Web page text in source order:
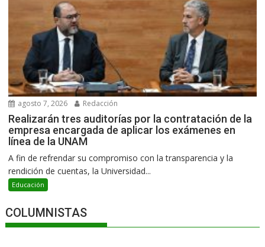
agosto 7, 2026 Redacción
Realizarán tres auditorías por la contratación de la
empresa encargada de aplicar los exámenes en
línea de la UNAM
A fin de refrendar su compromiso con la transparencia y la
rendición de cuentas, la Universidad...
Educación
COLUMNISTAS